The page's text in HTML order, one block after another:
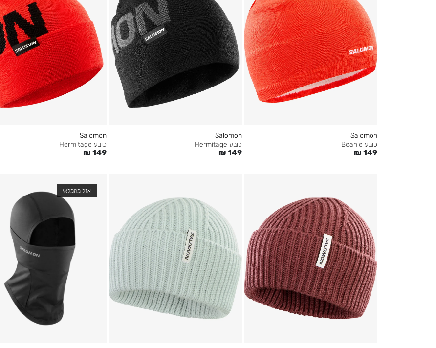
Salomon
כובע Beanie
₪ 149
Salomon
כובע Hermitage
₪ 149
Salomon
כובע Hermitage
₪ 149
אזל מהמלאי